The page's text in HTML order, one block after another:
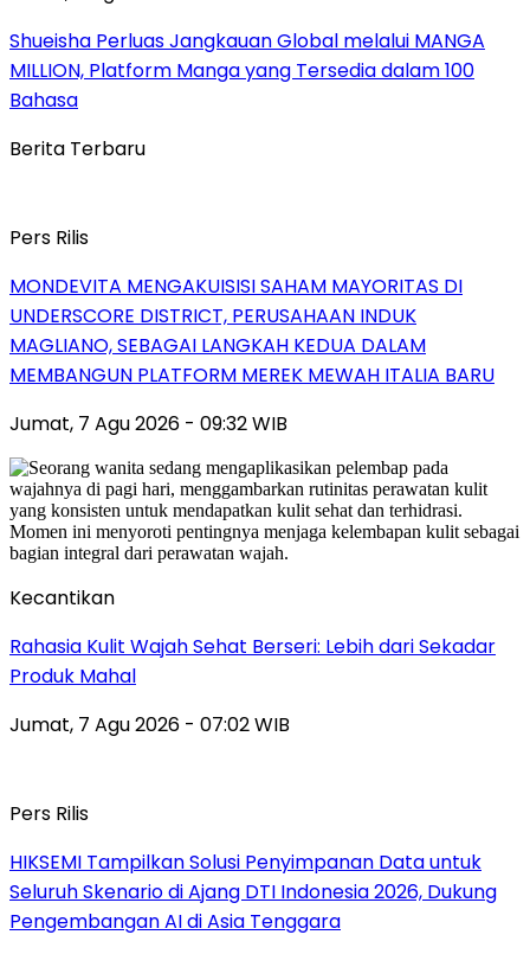
Shueisha Perluas Jangkauan Global melalui MANGA
MILLION, Platform Manga yang Tersedia dalam 100
Bahasa
Berita Terbaru
Pers Rilis
MONDEVITA MENGAKUISISI SAHAM MAYORITAS DI
UNDERSCORE DISTRICT, PERUSAHAAN INDUK
MAGLIANO, SEBAGAI LANGKAH KEDUA DALAM
MEMBANGUN PLATFORM MEREK MEWAH ITALIA BARU
Jumat, 7 Agu 2026 - 09:32 WIB
Kecantikan
Rahasia Kulit Wajah Sehat Berseri: Lebih dari Sekadar
Produk Mahal
Jumat, 7 Agu 2026 - 07:02 WIB
Pers Rilis
HIKSEMI Tampilkan Solusi Penyimpanan Data untuk
Seluruh Skenario di Ajang DTI Indonesia 2026, Dukung
Pengembangan AI di Asia Tenggara